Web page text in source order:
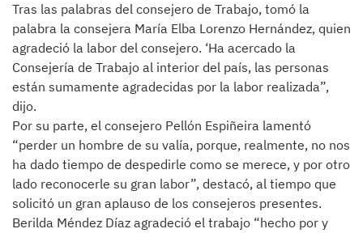
Tras las palabras del consejero de Trabajo, tomó la
palabra la consejera María Elba Lorenzo Hernández, quien
agradeció la labor del consejero. ‘Ha acercado la
Consejería de Trabajo al interior del país, las personas
están sumamente agradecidas por la labor realizada”,
dijo.
Por su parte, el consejero Pellón Espiñeira lamentó
“perder un hombre de su valía, porque, realmente, no nos
ha dado tiempo de despedirle como se merece, y por otro
lado reconocerle su gran labor”, destacó, al tiempo que
solicitó un gran aplauso de los consejeros presentes.
Berilda Méndez Díaz agradeció el trabajo “hecho por y